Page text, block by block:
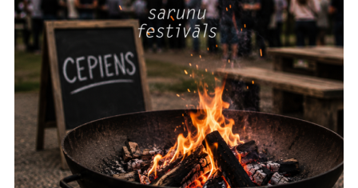
ThreadsFacebookYoutube
X Instagram
Flick TikTok